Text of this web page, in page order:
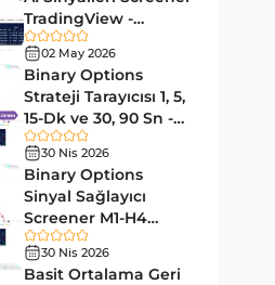
Göstergeleri
Teorisi MT5
MT5
54
Ortalama
MT5
TradingView -
[TradingFinder]
Ücretsiz
02 May 2026
Binary Options
Strateji Tarayıcısı 1, 5,
15-Dk ve 30, 90 Sn -
[TradingFinder]
30 Nis 2026
Binary Options
Sinyal Sağlayıcı
Screener M1-H4
TradingView -
[TradingFinder]
30 Nis 2026
Basit Ortalama Geri